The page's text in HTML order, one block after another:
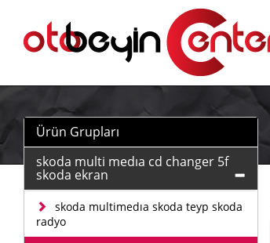
Ürün Grupları
skoda multi medıa cd changer 5f
skoda ekran
skoda multimedıa skoda teyp skoda
radyo